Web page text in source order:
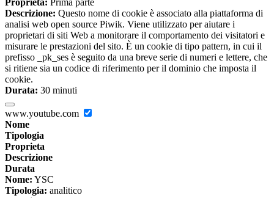
Proprieta: Prima parte
Descrizione: Questo nome di cookie è associato alla piattaforma di
analisi web open source Piwik. Viene utilizzato per aiutare i
proprietari di siti Web a monitorare il comportamento dei visitatori e
misurare le prestazioni del sito. È un cookie di tipo pattern, in cui il
prefisso _pk_ses è seguito da una breve serie di numeri e lettere, che
si ritiene sia un codice di riferimento per il dominio che imposta il
cookie.
Durata: 30 minuti
www.youtube.com
Nome
Tipologia
Proprieta
Descrizione
Durata
Nome: YSC
Tipologia: analitico